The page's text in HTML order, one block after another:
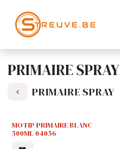
PRIMAIRE SPRAY
PRIMAIRE SPRAY
MOTIP PRIMAIRE BLANC
500ML 04056